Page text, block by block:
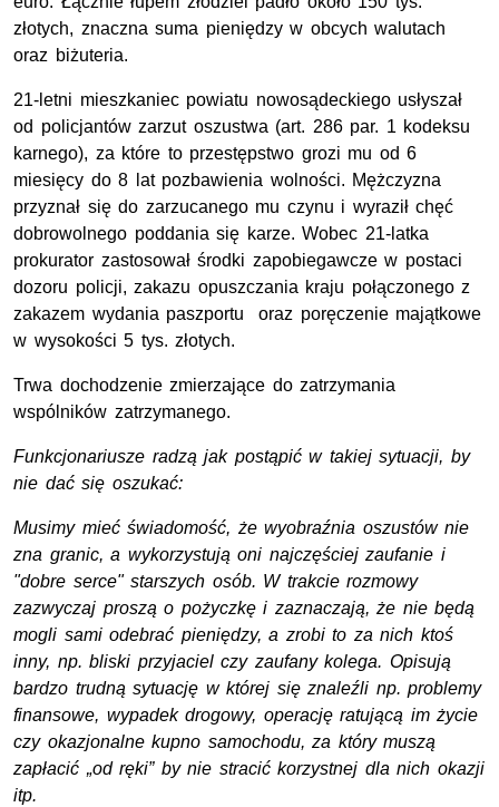
złotych, znaczna suma pieniędzy w obcych walutach
oraz biżuteria.
21-letni mieszkaniec powiatu nowosądeckiego usłyszał
od policjantów zarzut oszustwa (art. 286 par. 1 kodeksu
karnego), za które to przestępstwo grozi mu od 6
miesięcy do 8 lat pozbawienia wolności. Mężczyzna
przyznał się do zarzucanego mu czynu i wyraził chęć
dobrowolnego poddania się karze. Wobec 21-latka
prokurator zastosował środki zapobiegawcze w postaci
dozoru policji, zakazu opuszczania kraju połączonego z
zakazem wydania paszportu oraz poręczenie majątkowe
w wysokości 5 tys. złotych.
Trwa dochodzenie zmierzające do zatrzymania
wspólników zatrzymanego.
Funkcjonariusze radzą jak postąpić w takiej sytuacji, by
nie dać się oszukać:
Musimy mieć świadomość, że wyobraźnia oszustów nie
zna granic, a wykorzystują oni najczęściej zaufanie i
"dobre serce" starszych osób. W trakcie rozmowy
zazwyczaj proszą o pożyczkę i zaznaczają, że nie będą
mogli sami odebrać pieniędzy, a zrobi to za nich ktoś
inny, np. bliski przyjaciel czy zaufany kolega. Opisują
bardzo trudną sytuację w której się znaleźli np. problemy
finansowe, wypadek drogowy, operację ratującą im życie
czy okazjonalne kupno samochodu, za który muszą
zapłacić „od ręki” by nie stracić korzystnej dla nich okazji
itp.